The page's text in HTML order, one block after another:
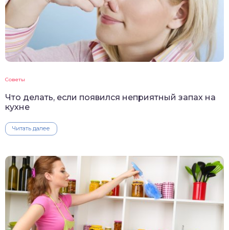
Советы
Что делать, если появился неприятный запах на
кухне
Читать далее